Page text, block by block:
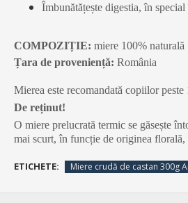
Îmbunătățește digestia, în
COMPOZIȚIE: miere 100% naturală
Țara de proveniență: România
Mierea este recomandată copiilor peste
De reținut!
O miere prelucrată termic se găsește
mai scurt, în funcție de originea
ETICHETE: Miere crudă de castan 300g